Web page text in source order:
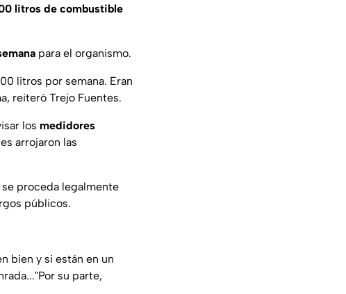
litros de combustible
para el organismo.
litros por semana. Eran
, reiteró Trejo Fuentes.
los medidores
arrojaron las
proceda legalmente
públicos.
bien y si están en un
Por su parte,